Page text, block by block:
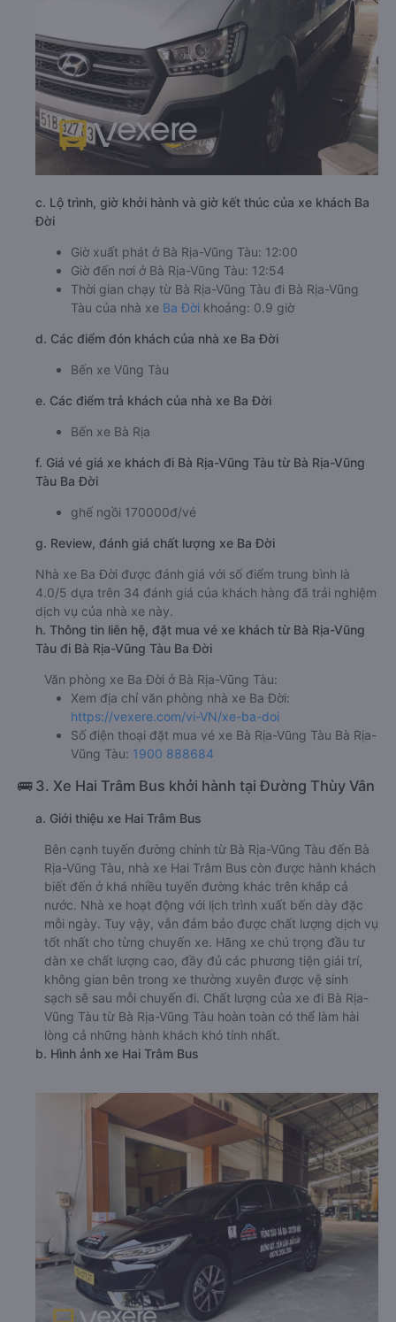
c. Lộ trình, giờ khởi hành và giờ kết thúc của xe khách Ba
Đời
Giờ xuất phát ở Bà Rịa-Vũng Tàu: 12:00
Giờ đến nơi ở Bà Rịa-Vũng Tàu: 12:54
Thời gian chạy từ Bà Rịa-Vũng Tàu đi Bà Rịa-Vũng
Tàu của nhà xe Ba Đời khoảng: 0.9 giờ
d. Các điểm đón khách của nhà xe Ba Đời
Bến xe Vũng Tàu
e. Các điểm trả khách của nhà xe Ba Đời
Bến xe Bà Rịa
f. Giá vé giá xe khách đi Bà Rịa-Vũng Tàu từ Bà Rịa-Vũng
Tàu Ba Đời
ghế ngồi 170000đ/vé
g. Review, đánh giá chất lượng xe Ba Đời
Nhà xe Ba Đời được đánh giá với số điểm trung bình là
4.0/5 dựa trên 34 đánh giá của khách hàng đã trải nghiệm
dịch vụ của nhà xe này.
h. Thông tin liên hệ, đặt mua vé xe khách từ Bà Rịa-Vũng
Tàu đi Bà Rịa-Vũng Tàu Ba Đời
Văn phòng xe Ba Đời ở Bà Rịa-Vũng Tàu:
Xem địa chỉ văn phòng nhà xe Ba Đời:
https://vexere.com/vi-VN/xe-ba-doi
Số điện thoại đặt mua vé xe Bà Rịa-Vũng Tàu Bà Rịa-
Vũng Tàu: 1900 888684
🚌 3. Xe Hai Trâm Bus khởi hành tại Đường Thùy Vân
a. Giới thiệu xe Hai Trâm Bus
Bên cạnh tuyến đường chính từ Bà Rịa-Vũng Tàu đến Bà
Rịa-Vũng Tàu, nhà xe Hai Trâm Bus còn được hành khách
biết đến ở khá nhiều tuyến đường khác trên khắp cả
nước. Nhà xe hoạt động với lịch trình xuất bến dày đặc
mỗi ngày. Tuy vậy, vẫn đảm bảo được chất lượng dịch vụ
tốt nhất cho từng chuyến xe. Hãng xe chú trọng đầu tư
dàn xe chất lượng cao, đầy đủ các phương tiện giải trí,
không gian bên trong xe thường xuyên được vệ sinh
sạch sẽ sau mỗi chuyến đi. Chất lượng của xe đi Bà Rịa-
Vũng Tàu từ Bà Rịa-Vũng Tàu hoàn toàn có thể làm hài
lòng cả những hành khách khó tính nhất.
b. Hình ảnh xe Hai Trâm Bus